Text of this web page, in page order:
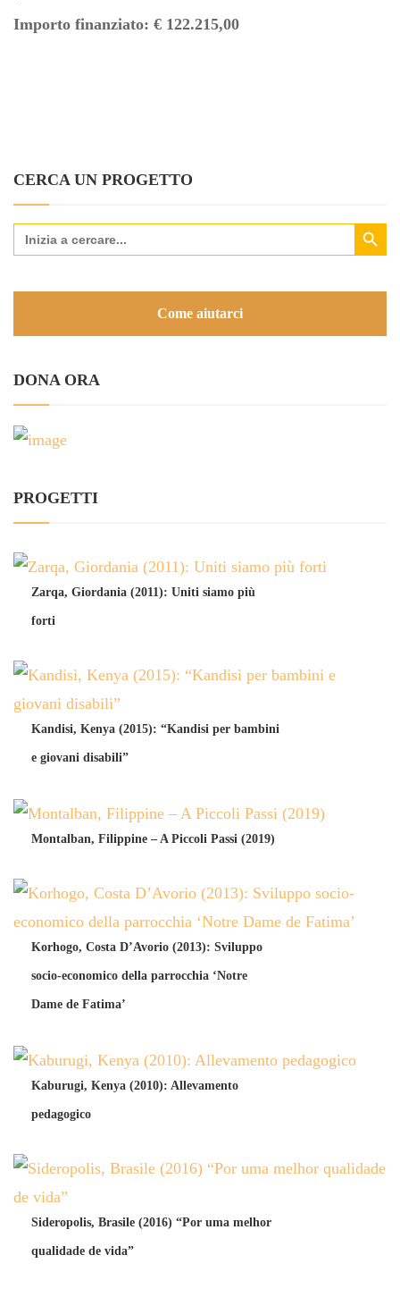
Importo finanziato: € 122.215,00
CERCA UN PROGETTO
Search
for:
Search Button
Come aiutarci
DONA ORA
PROGETTI
Zarqa, Giordania (2011): Uniti siamo più
forti
Kandisi, Kenya (2015): “Kandisi per bambini
e giovani disabili”
Montalban, Filippine – A Piccoli Passi (2019)
Korhogo, Costa D’Avorio (2013): Sviluppo
socio-economico della parrocchia ‘Notre
Dame de Fatima’
Kaburugi, Kenya (2010): Allevamento
pedagogico
Sideropolis, Brasile (2016) “Por uma melhor
qualidade de vida”